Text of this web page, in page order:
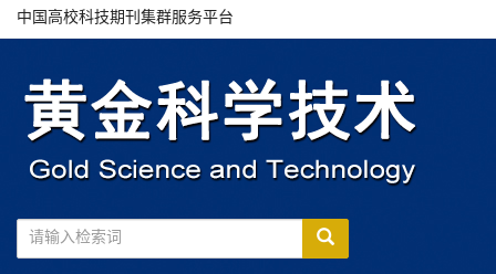
中国高校科技期刊集群服务平台